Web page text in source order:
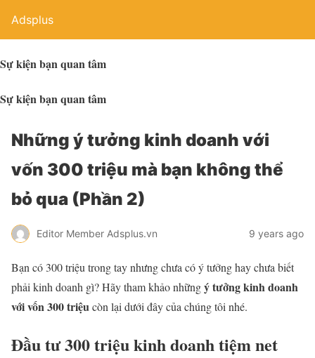
Adsplus
Sự kiện bạn quan tâm
Sự kiện bạn quan tâm
Những ý tưởng kinh doanh với
vốn 300 triệu mà bạn không thể
bỏ qua (Phần 2)
Editor Member Adsplus.vn 9 years ago
Bạn có 300 triệu trong tay nhưng chưa có ý tưởng hay chưa biết
phải kinh doanh gì? Hãy tham khảo nhữngý tưởng kinh doanh
với vốn 300 triệu còn lại dưới đây của chúng tôi nhé.
Đầu tư 300 triệu kinh doanh tiệm net